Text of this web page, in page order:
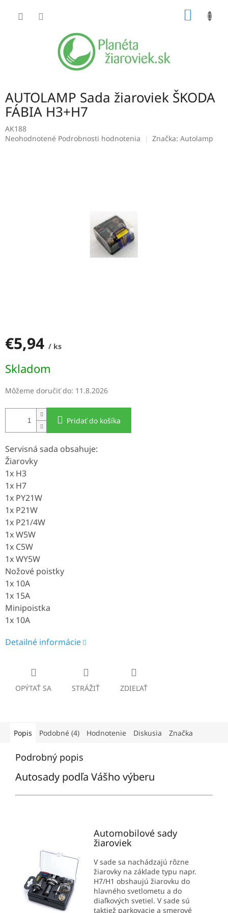
AUTOLAMP Sada žiaroviek ŠKODA
FÁBIA H3+H7
AK188
Priemerné
Neohodnotené Podrobnosti hodnotenia Značka: Autolamp
€5,94 / ks
cena:
Skladom
Môžeme doručiť do: 11.8.2026
Pridať do košíka
Servisná sada obsahuje:
Žiarovky
1x H3
1x H7
1x PY21W
1x P21W
1x P21/4W
1x W5W
1x C5W
1x WY5W
Nožové poistky
1x 10A
1x 15A
Minipoistka
1x 10A
Detailné informácie
OPÝTAŤ SA STRÁŽIŤ ZDIEĽAŤ
Popis Podobné (4) Hodnotenie Diskusia Značka
Podrobný popis
Autosady podľa Vášho výberu
Automobilové sady
žiaroviek
V sade sa nachádzajú rôzne
žiarovky na základe typu napr.
H7/H1 obshaujú žiarovku do
hlavného svetlometu a do
diaľkových svetiel. V sade sú
taktiež parkovacie a smerové